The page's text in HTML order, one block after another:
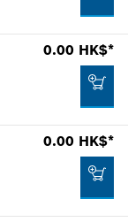
0.00 HK$*
0.00 HK$*